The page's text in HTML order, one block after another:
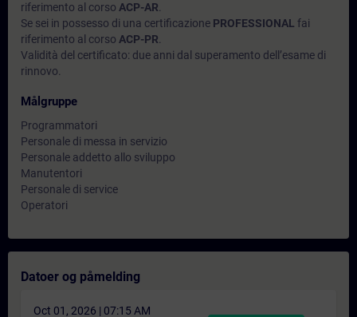
riferimento al corso ACP-AR
Se sei in possesso di una certificazione PROFESSIONAL fai
riferimento al corso ACP-PR
Validità del certificato: due anni dal superamento dell’esame di
rinnovo.
Målgruppe
Programmatori
Personale di messa in servizio
Personale addetto allo sviluppo
Manutentori
Personale di service
Operatori
Datoer og påmelding
Oct 01, 2026 | 07:15 AM